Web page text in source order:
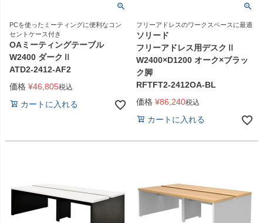
PCを使ったミーティングに便利なコン
セントケース付き
OAミーティングテーブル
W2400 ダークⅡ
ATD2-2412-AF2
価格 ¥46,805税込
カートに入れる
フリーアドレスのワークスペースに最適
ソリード
フリーアドレス用デスクⅡ
W2400×D1200 オーク×ブラッ
ク脚
RFTFT2-2412OA-BL
価格 ¥86,240税込
カートに入れる